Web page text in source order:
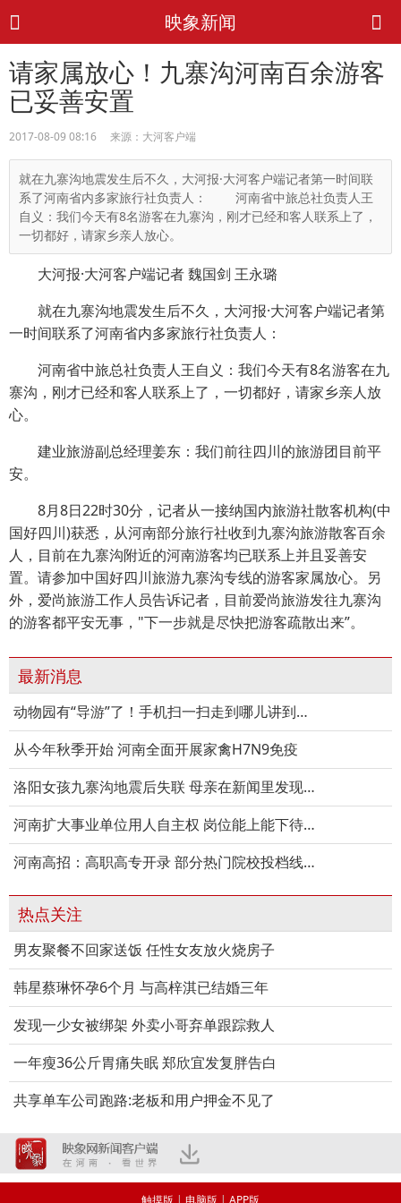
映象新闻
请家属放心！九寨沟河南百余游客
已妥善安置
2017-08-09 08:16 来源：大河客户端
就在九寨沟地震发生后不久，大河报·大河客户端记者第一时间联
系了河南省内多家旅行社负责人： 河南省中旅总社负责人王
自义：我们今天有8名游客在九寨沟，刚才已经和客人联系上了，
一切都好，请家乡亲人放心。
大河报·大河客户端记者 魏国剑 王永璐
就在九寨沟地震发生后不久，大河报·大河客户端记者第
一时间联系了河南省内多家旅行社负责人：
河南省中旅总社负责人王自义：我们今天有8名游客在九
寨沟，刚才已经和客人联系上了，一切都好，请家乡亲人放
心。
建业旅游副总经理姜东：我们前往四川的旅游团目前平
安。
8月8日22时30分，记者从一接纳国内旅游社散客机构(中
国好四川)获悉，从河南部分旅行社收到九寨沟旅游散客百余
人，目前在九寨沟附近的河南游客均已联系上并且妥善安
置。请参加中国好四川旅游九寨沟专线的游客家属放心。另
外，爱尚旅游工作人员告诉记者，目前爱尚旅游发往九寨沟
的游客都平安无事，"下一步就是尽快把游客疏散出来”。
最新消息
动物园有“导游”了！手机扫一扫走到哪儿讲到哪儿
从今年秋季开始 河南全面开展家禽H7N9免疫
洛阳女孩九寨沟地震后失联 母亲在新闻里发现她身影
河南扩大事业单位用人自主权 岗位能上能下待遇能高能低
河南高招：高职高专开录 部分热门院校投档线超二本
热点关注
男友聚餐不回家送饭 任性女友放火烧房子
韩星蔡琳怀孕6个月 与高梓淇已结婚三年
发现一少女被绑架 外卖小哥弃单跟踪救人
一年瘦36公斤胃痛失眠 郑欣宜发复胖告白
共享单车公司跑路:老板和用户押金不见了
触摸版 | 电脑版 | APP版